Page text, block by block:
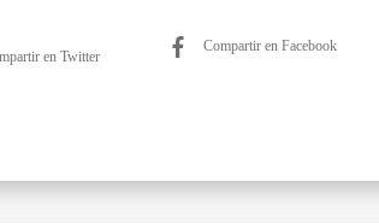
en Twitter
Compartir en Facebook